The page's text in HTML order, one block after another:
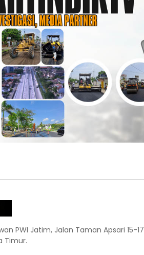
PWI Jatim, Jalan Taman Apsari 15-17
Timur.